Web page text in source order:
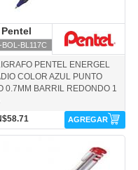
Pentel
BOL-BL117C
Pentel
PENTEL ENERGEL
COLOR AZUL PUNTO
0.7MM BARRIL REDONDO 1
AGREGAR